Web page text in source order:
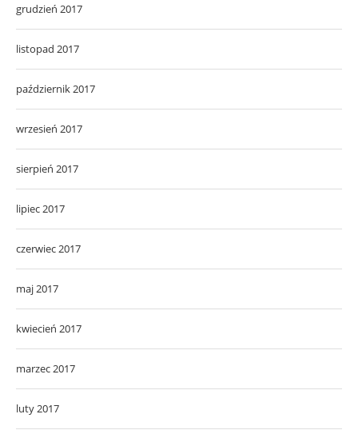
grudzień 2017
listopad 2017
październik 2017
wrzesień 2017
sierpień 2017
lipiec 2017
czerwiec 2017
maj 2017
kwiecień 2017
marzec 2017
luty 2017